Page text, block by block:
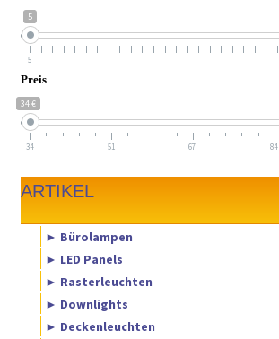
5
5
Preis
34 €
34 51 67 84
ARTIKEL
► Bürolampen
► LED Panels
► Rasterleuchten
► Downlights
► Deckenleuchten